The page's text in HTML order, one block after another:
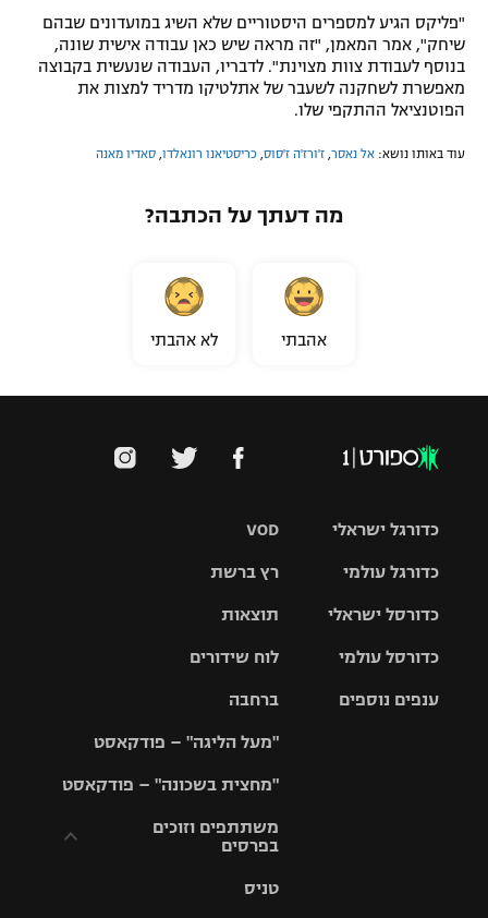
"פליקס הגיע למספרים היסטוריים שלא השיג במועדונים שבהם
שיחק", אמר המאמן, "זה מראה שיש כאן עבודה אישית שונה,
בנוסף לעבודת צוות מצוינת". לדבריו, העבודה שנעשית בקבוצה
מאפשרת לשחקנה לשעבר של אתלטיקו מדריד למצות את
הפוטנציאל ההתקפי שלו.
עוד באותו נושא: אל נאסר ז'ורז'ה ז'סוס כריסטיאנו רונאלדו סאדיו מאנה
מה דעתך על הכתבה?
אהבתי לא אהבתי
VOD
רץ ברשת
תוצאות
לוח שידורים
ברחבה
"מעל הליגה" – פודקאסט
"מחצית בשכונה" – פודקאסט
משתתפים וזוכים
בפרסים
טניס
כדורגל ישראלי
גביע הטוטו
כדורגל עולמי
האלופות
ליגה
כדורסל ישראלי
סל
כדורסל עולמי
ענפים נוספים